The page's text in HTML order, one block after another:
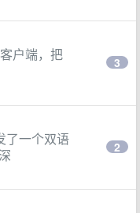
户端，把
3
了一个双语
2